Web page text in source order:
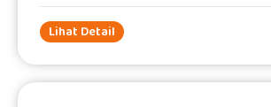
Lihat Detail